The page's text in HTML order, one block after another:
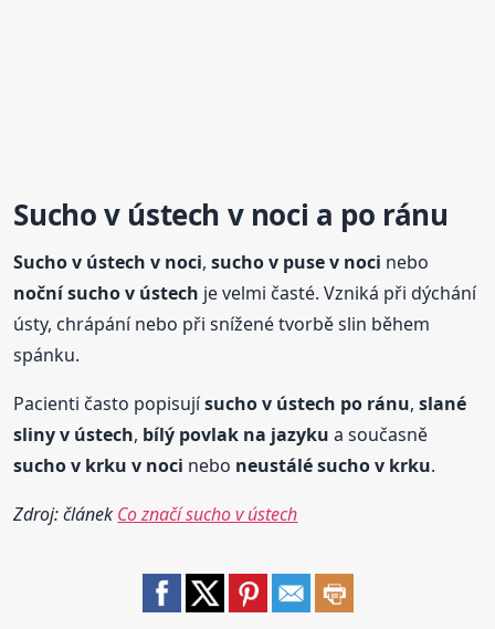
Suchov ústech v noci a po ránu
Suchov ústech v noci,suchov puse v noci nebo
nočnísuchov ústech je velmi časté. Vzniká při dýchání
ústy, chrápání nebo při snížené tvorbě slin během
spánku.
Pacienti často popisujísuchov ústech po ránu,slané
sliny v ústech, bílý povlak na jazyku a současně
suchov krku v noci nebo neustálésuchov krku.
Zdroj: článek Co značí sucho v ústech